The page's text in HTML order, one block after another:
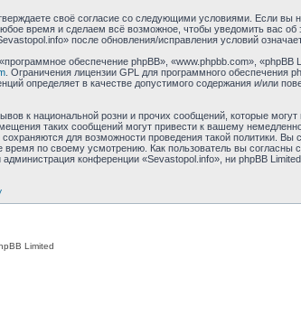
своё согласие со следующими условиями. Если вы
время и сделаем всё возможное, чтобы уведомить вас об
после обновления/исправления условий
обеспечение phpBB», «www.phpbb.com», «phpBB
. Ограничения лицензии GPL для программного обеспечения
определяет в качестве допустимого содержания и/или
к национальной розни и прочих сообщений, которые
таких сообщений могут привести к вашему
для возможности проведения такой политики. Вы
по своему усмотрению. Как пользователь вы согласны
конференции «Sevastopol.info», ни phpBB
Limited